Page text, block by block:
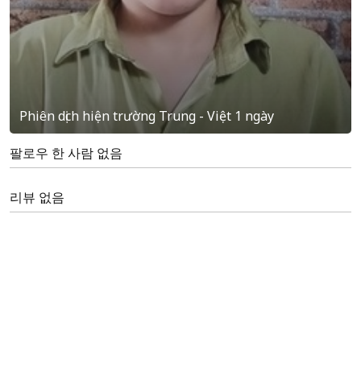
Phiên dịch hiện trường Trung - Việt 1 ngày
팔로우 한 사람 없음
리뷰 없음